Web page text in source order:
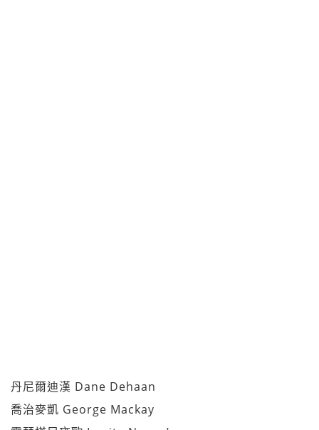
丹尼爾迪漢 Dane Dehaan
喬治麥凱 George Mackay